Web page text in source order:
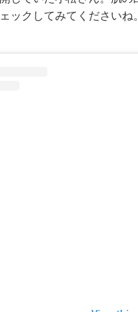
ックしてみてくださいね